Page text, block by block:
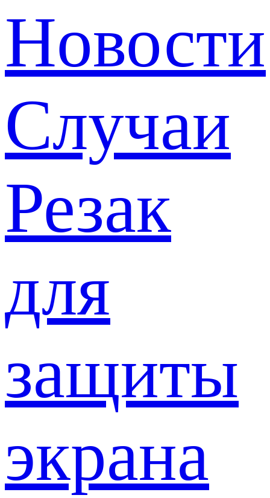
Новости
Случаи
Резак
для
защиты
экрана